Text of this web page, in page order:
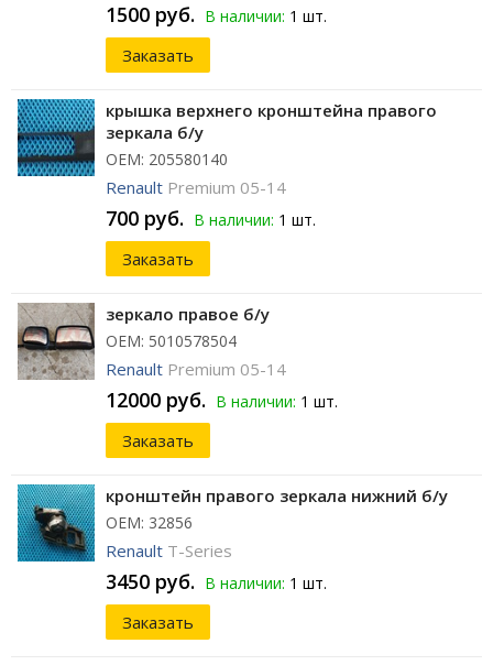
1500 руб. В наличии: 1 шт.
Заказать
крышка верхнего кронштейна правого
зеркала б/у
ОЕМ: 205580140
Renault Premium 05-14
700 руб. В наличии: 1 шт.
Заказать
зеркало правое б/у
ОЕМ: 5010578504
Renault Premium 05-14
12000 руб. В наличии: 1 шт.
Заказать
кронштейн правого зеркала нижний б/у
ОЕМ: 32856
Renault T-Series
3450 руб. В наличии: 1 шт.
Заказать